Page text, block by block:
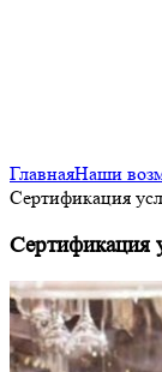
ГлавнаяНаши
Сертификация
Сертификация